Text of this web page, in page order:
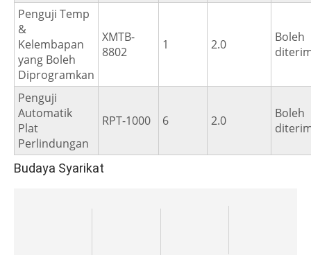
Penguji Temp
&
Kelembapan
yang Boleh
Diprogramkan
XMTB-
8802
1 2.0
Boleh
Penguji
Automatik
Plat
Perlindungan
RPT-1000 6 2.0
Boleh
Budaya Syarikat